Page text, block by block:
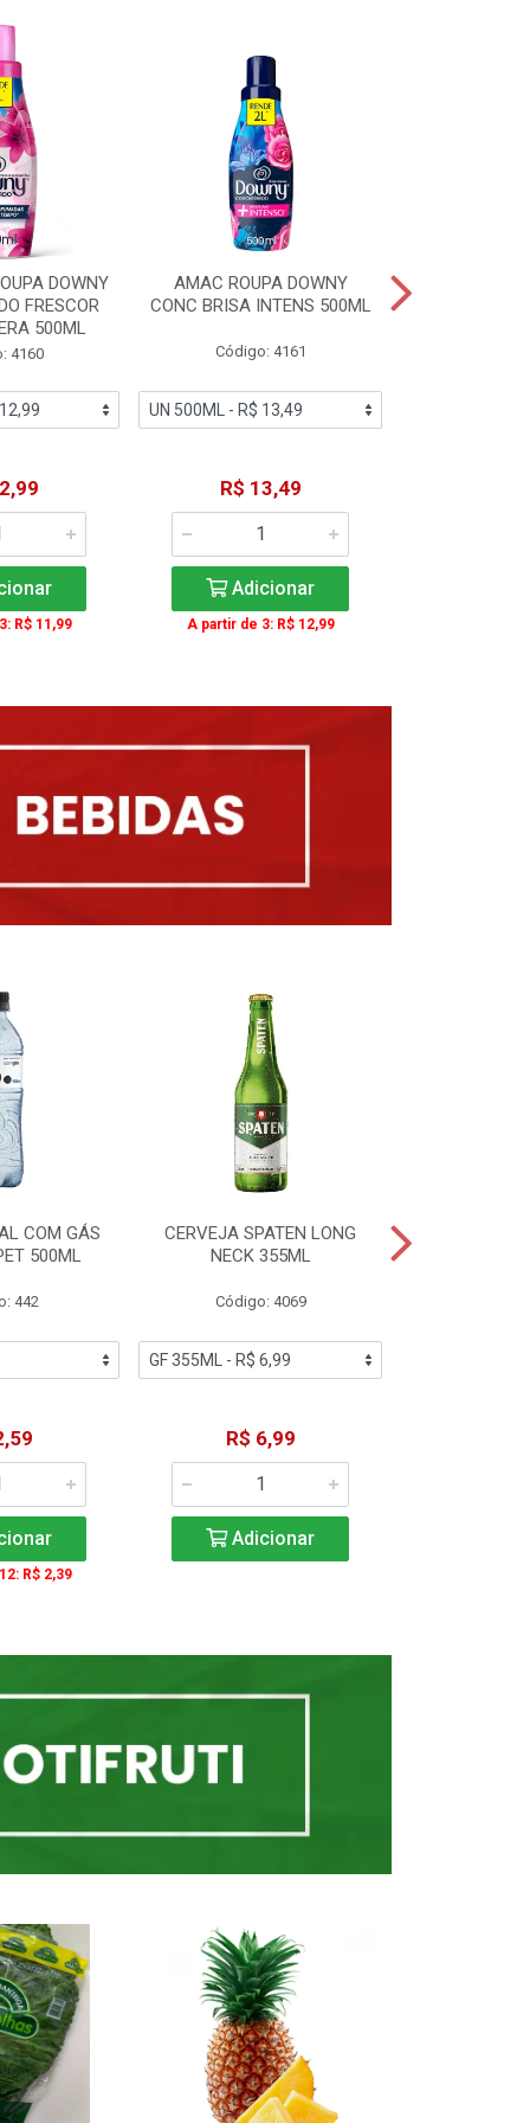
DOWNY
FRESCOR
500ML
4160
R$ 11,99
AMAC ROUPA DOWNY
CONC BRISA INTENS 500ML
Código: 4161
R$ 13,49
Adicionar
A partir de 3: R$ 12,99
COM GÁS
500ML
442
R$ 2,39
CERVEJA SPATEN LONG
NECK 355ML
Código: 4069
R$ 6,99
Adicionar